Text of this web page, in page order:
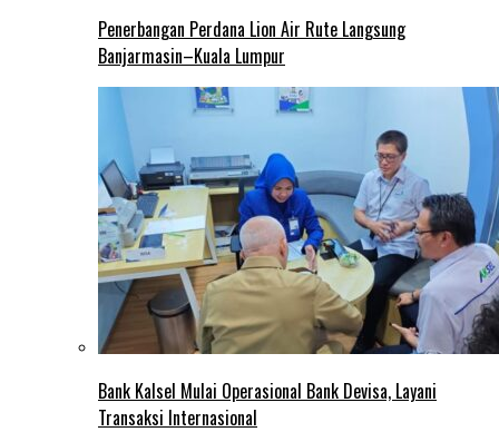
Penerbangan Perdana Lion Air Rute Langsung
Banjarmasin–Kuala Lumpur
Bank Kalsel Mulai Operasional Bank Devisa, Layani
Transaksi Internasional